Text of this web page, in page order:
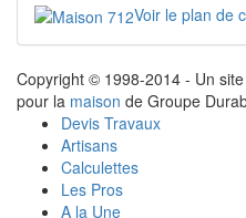
Voir le plan de
Copyright © 1998-2014 - Un
pour la maison de Groupe
Devis Travaux
Artisans
Calculettes
Les Pros
A la Une